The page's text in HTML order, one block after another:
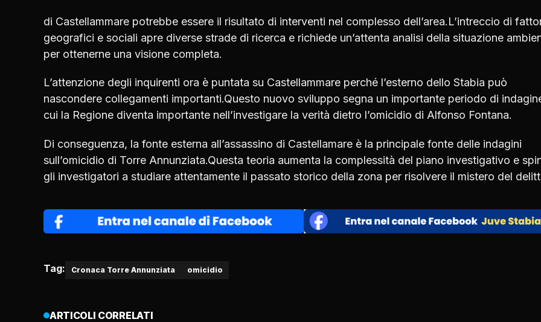
di Castellammare potrebbe essere il risultato di interventi nel complesso dell’area.L’intreccio di
geografici e sociali apre diverse strade di ricerca e richiede un’attenta analisi della situazione
per ottenerne una visione completa.
L’attenzione degli inquirenti ora è puntata su Castellammare perché l’esterno dello Stabia può
nascondere collegamenti importanti.Questo nuovo sviluppo segna un importante periodo di
cui la Regione diventa importante nell’investigare la verità dietro l’omicidio di Alfonso Fontana.
Di conseguenza, la fonte esterna all’assassino di Castellamare è la principale fonte delle indagini
sull’omicidio di Torre Annunziata.Questa teoria aumenta la complessità del piano investigativo e
gli investigatori a studiare attentamente il passato storico della zona per risolvere il mistero del
Tag: Cronaca Torre Annunziata omicidio
ARTICOLI CORRELATI